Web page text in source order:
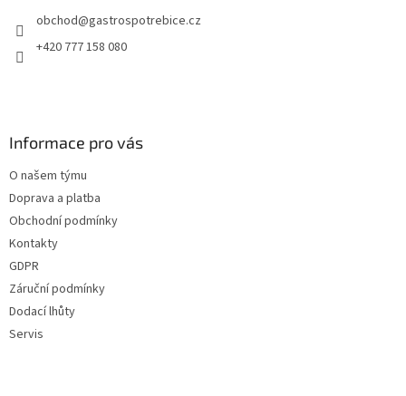
obchod@gastrospotrebice.cz
+420 777 158 080
Informace pro vás
O našem týmu
Doprava a platba
Obchodní podmínky
Kontakty
GDPR
Záruční podmínky
Dodací lhůty
Servis